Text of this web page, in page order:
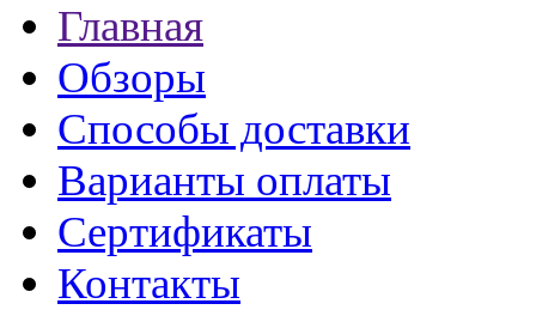
Главная
Обзоры
Способы доставки
Варианты оплаты
Сертификаты
Контакты